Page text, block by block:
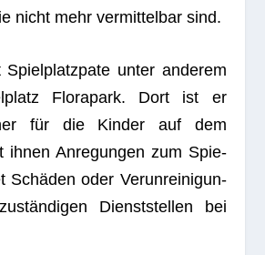
nicht mehr ver­mit­tel­bar sind.
unter ande­rem
Flo­rapark. Dort ist er
für die Kin­der auf dem
ihnen Anre­gun­gen zum Spie­
Schä­den oder Ver­un­rei­ni­gun­
Dienst­stel­len bei